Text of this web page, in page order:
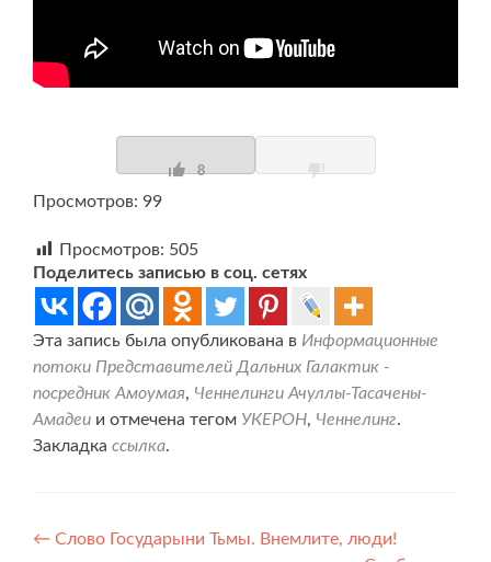
8
Просмотров: 99
Просмотров: 505
Поделитесь записью в соц. сетях
Эта запись была опубликована в Информационные
потоки Представителей Дальних Галактик -
посредник Амоумая, Ченнелинги Ачуллы-Тасачены-
Амадеи и отмечена тегом УКЕРОН, Ченнелинг.
Закладка ссылка.
Навигация
← Слово Государыни Тьмы. Внемлите, люди!